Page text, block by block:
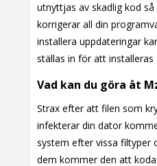
utnyttjas av skadlig kod
korrigerar all din
installera uppdateringar
ställas in för att
Vad kan du göra åt
Strax efter att filen som
infekterar din dator
system efter vissa filtyper
dem kommer den att